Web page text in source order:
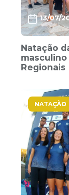
13/07/
Natação
Regionais
NATAÇÃO